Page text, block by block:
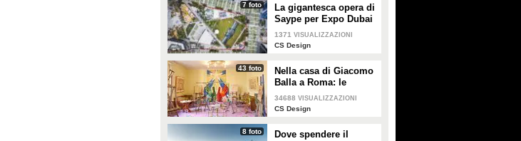
7 foto
La gigantesca opera di
Saype per Expo Dubai
2020 è un messaggio
di solidarietà per tutti i
1371 VISUALIZZAZIONI
CS Design
43 foto
Nella casa di Giacomo
Balla a Roma: le
camere più belle
34688 VISUALIZZAZIONI
CS Design
8 foto
Dove spendere il